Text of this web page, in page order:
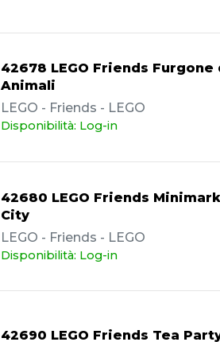
42678 LEGO Friends
Animali
LEGO - Friends - LEGO
Disponibilità: Log-in
42680 LEGO Friends
City
LEGO - Friends - LEGO
Disponibilità: Log-in
42690 LEGO Friends Tea